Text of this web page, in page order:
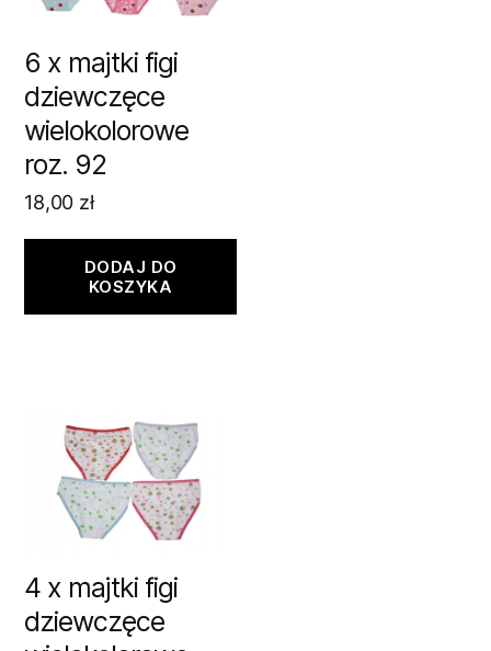
6 x majtki figi
dziewczęce
wielokolorowe
roz. 92
18,00 zł
DODAJ DO
KOSZYKA
4 x majtki figi
dziewczęce